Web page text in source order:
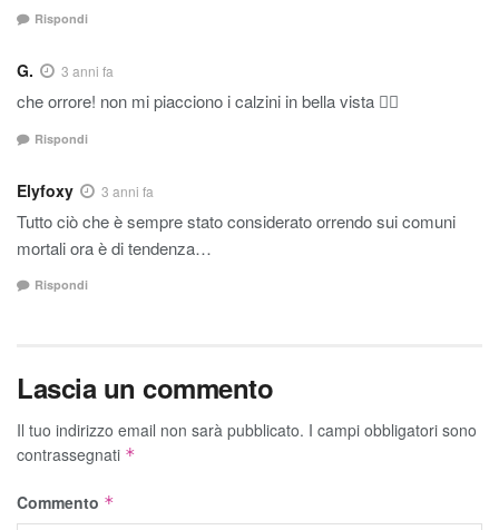
Rispondi
G. 3 anni fa
che orrore! non mi piacciono i calzini in bella vista 👎🏼
Rispondi
Elyfoxy 3 anni fa
Tutto ciò che è sempre stato considerato orrendo sui comuni
mortali ora è di tendenza…
Rispondi
Lascia un commento
Il tuo indirizzo email non sarà pubblicato. I campi obbligatori sono
contrassegnati *
Commento *